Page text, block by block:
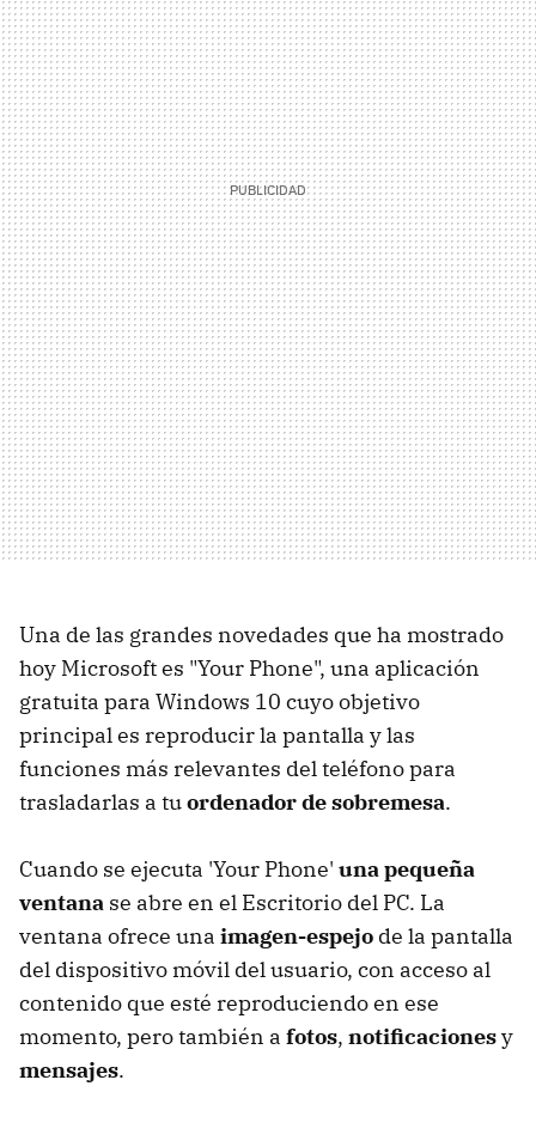
Una de las grandes novedades que ha mostrado
hoy Microsoft es "Your Phone", una aplicación
gratuita para Windows 10 cuyo objetivo
principal es reproducir la pantalla y las
funciones más relevantes del teléfono para
trasladarlas a tuordenador de sobremesa.
Cuando se ejecuta 'Your Phone' una pequeña
ventana se abre en el Escritorio del PC. La
ventana ofrece una imagen-espejo de la pantalla
del dispositivo móvil del usuario, con acceso al
contenido que esté reproduciendo en ese
momento, pero también a fotos, notificacionesy
mensajes.